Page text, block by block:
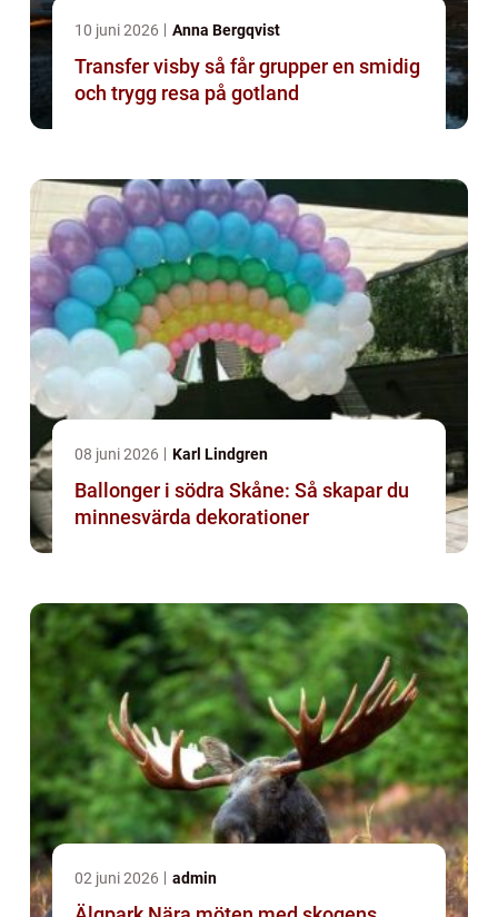
10 juni 2026 Anna Bergqvist
Transfer visby så får grupper en smidig
och trygg resa på gotland
08 juni 2026 Karl Lindgren
Ballonger i södra Skåne: Så skapar du
minnesvärda dekorationer
02 juni 2026 admin